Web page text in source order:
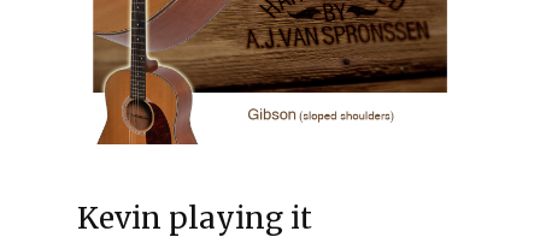
Kevin playing it